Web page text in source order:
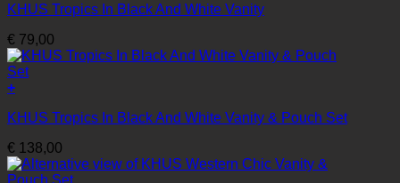
KHUS Tropics In Black And White Vanity
€ 79,00
+
KHUS Tropics In Black And White Vanity & Pouch Set
€ 138,00